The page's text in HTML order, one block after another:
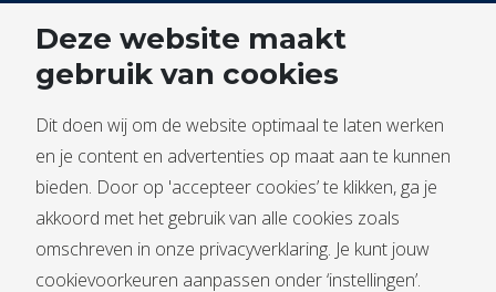
Service
Contact
Service melden
Documentbeheer
Deze website maakt
gebruik van cookies
Dit doen wij om de website optimaal te laten werken
en je content en advertenties op maat aan te kunnen
bieden. Door op 'accepteer cookies’ te klikken, ga je
akkoord met het gebruik van alle cookies zoals
omschreven in onze privacyverklaring. Je kunt jouw
cookievoorkeuren aanpassen onder ‘instellingen’.